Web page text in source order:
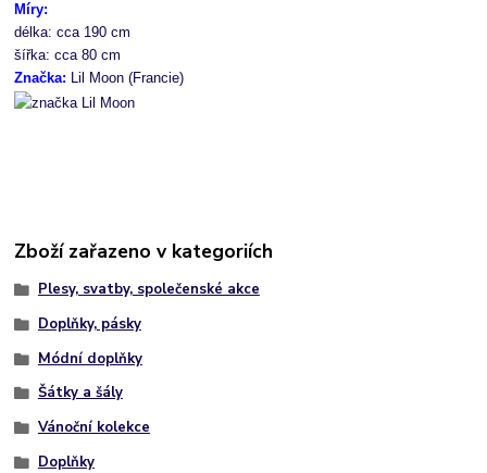
Míry:
délka: cca 190 cm
šířka: cca 80 cm
Značka: Lil Moon (Francie)
Zboží zařazeno v kategoriích
Plesy, svatby, společenské akce
Doplňky, pásky
Módní doplňky
Šátky a šály
Vánoční kolekce
Doplňky